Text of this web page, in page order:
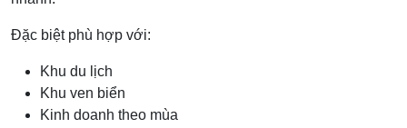
Đặc biệt phù hợp với:
Khu du lịch
Khu ven biển
Kinh doanh theo mùa